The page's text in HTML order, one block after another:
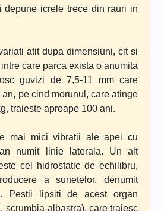
depune icrele trece din rauri in
atit dupa dimensiuni, cit si
care parca exista o anumita
guvizi de 7,5-11 mm care
pe cind morunul, care atinge
traieste aproape 100 ani.
mai mici vibratii ale apei cu
numit linie laterala. Un alt
cel hidrostatic de echilibru,
a sunetelor, denumit
Pestii lipsiti de acest organ
scrumbia-albastra), care traiesc